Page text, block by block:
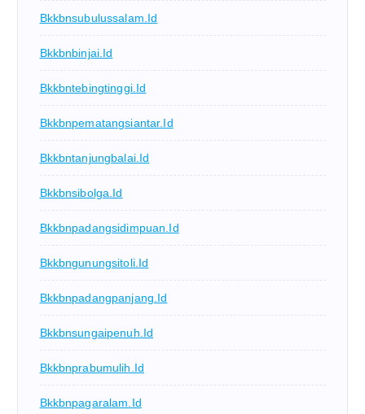
Bkkbnsubulussalam.id
Bkkbnbinjai.id
Bkkbntebingtinggi.id
Bkkbnpematangsiantar.id
Bkkbntanjungbalai.id
Bkkbnsibolga.id
Bkkbnpadangsidimpuan.id
Bkkbngunungsitoli.id
Bkkbnpadangpanjang.id
Bkkbnsungaipenuh.id
Bkkbnprabumulih.id
Bkkbnpagaralam.id